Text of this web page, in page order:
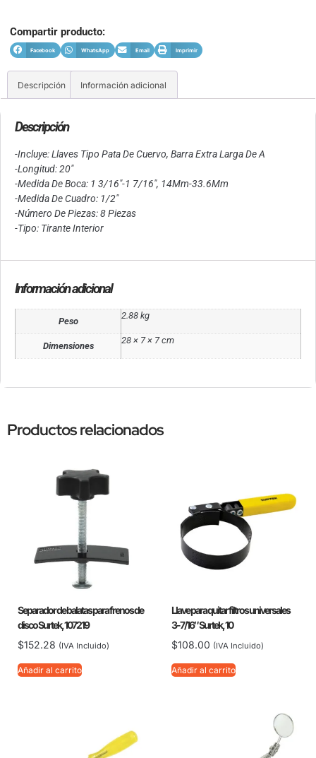
Compartir producto:
Facebook WhatsApp Email Imprimir
Descripción Información adicional
Descripción
-Incluye: Llaves Tipo Pata De Cuervo, Barra Extra Larga De A
-Longitud: 20″
-Medida De Boca: 1 3/16″-1 7/16″, 14Mm-33.6Mm
-Medida De Cuadro: 1/2″
-Número De Piezas: 8 Piezas
-Tipo: Tirante Interior
Información adicional
Peso
2.88 kg
Dimensiones
28 × 7 × 7 cm
Productos relacionados
Separador de balatas para frenos de
disco Surtek, 107219
$152.28 (IVA Incluido)
Añadir al carrito
Llave para quitar filtros universales
3-7/16″ Surtek, 10
$108.00 (IVA Incluido)
Añadir al carrito